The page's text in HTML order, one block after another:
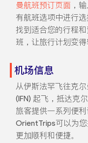
曼航班预订页面 ，
有航班选项中进行
找到适合您的行程
班，让旅行计划变得
机场信息
从伊斯法罕飞往克
(IFN) 起飞，抵达克
旅客提供一系列便
OrientTrips可以为
更加顺利和便捷。